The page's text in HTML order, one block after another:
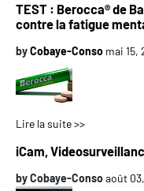
TEST : Berocca® de
contre la fatigue
byCobaye-Conso mai 15,
Lire la suite >>
iCam,
byCobaye-Consoaoût